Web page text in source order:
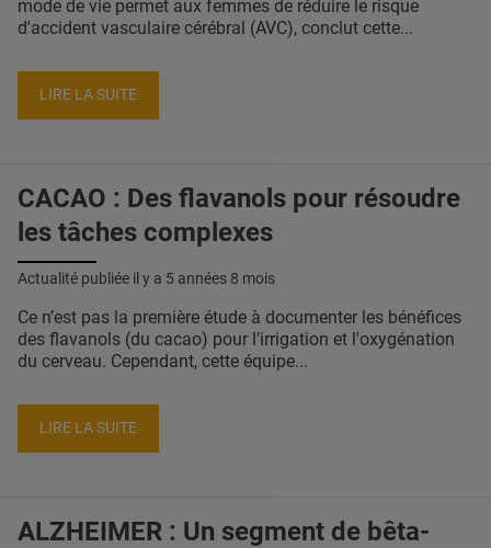
mode de vie permet aux femmes de réduire le risque
d'accident vasculaire cérébral (AVC), conclut cette...
LIRE LA SUITE
CACAO : Des flavanols pour résoudre
les tâches complexes
Actualité publiée il y a 5 années 8 mois
Ce n’est pas la première étude à documenter les bénéfices
des flavanols (du cacao) pour l’irrigation et l'oxygénation
du cerveau. Cependant, cette équipe...
LIRE LA SUITE
ALZHEIMER : Un segment de bêta-